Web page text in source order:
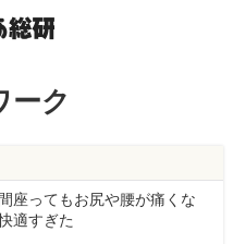
ーク
座ってもお尻や腰が痛くな
適すぎた